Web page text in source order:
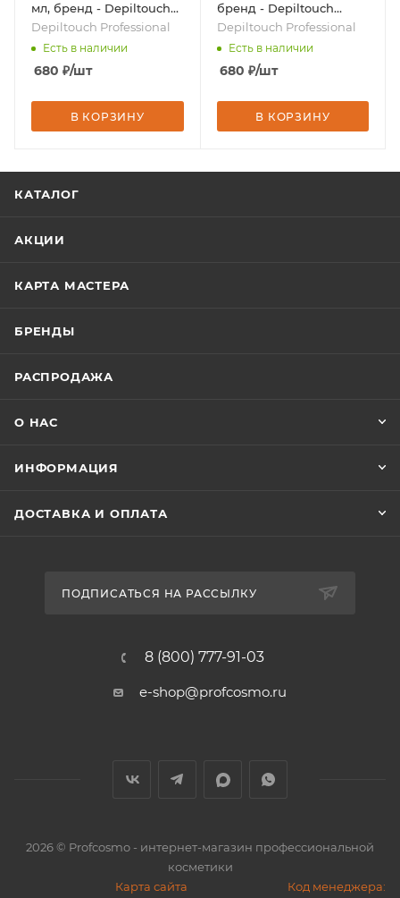
мл, бренд - Depiltouch
Professional
Depiltouch Professional
Есть в наличии
680 ₽/шт
В КОРЗИНУ
бренд - Depiltouch
Professional
Depiltouch Professional
Есть в наличии
680 ₽/шт
В КОРЗИНУ
КАТАЛОГ
АКЦИИ
КАРТА МАСТЕРА
БРЕНДЫ
РАСПРОДАЖА
О НАС
ИНФОРМАЦИЯ
ДОСТАВКА И ОПЛАТА
ПОДПИСАТЬСЯ НА РАССЫЛКУ
8 (800) 777-91-03
e-shop@profcosmo.ru
2026© Profcosmo - интернет-магазин профессиональной
косметики
Карта сайта
Код менеджера: